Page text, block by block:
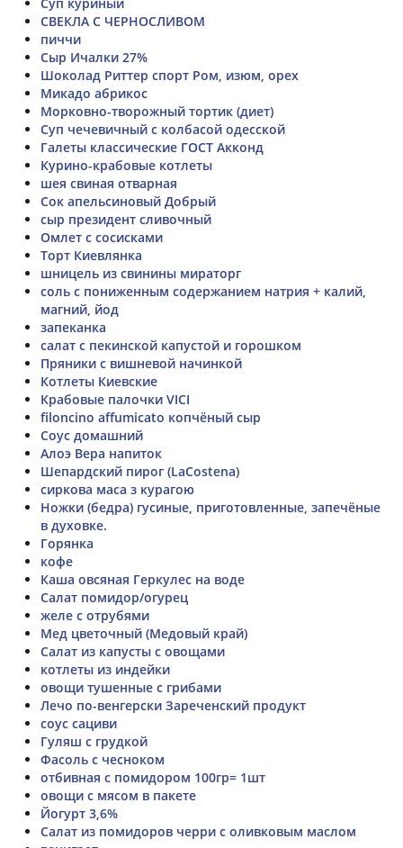
СВЕКЛА С ЧЕРНОСЛИВОМ
пиччи
Сыр Ичалки 27%
Шоколад Риттер спорт Ром, изюм, орех
Микадо абрикос
Морковно-творожный тортик (диет)
Суп чечевичный с колбасой одесской
Галеты классические ГОСТ Акконд
Курино-крабовые котлеты
шея свиная отварная
Сок апельсиновый Добрый
сыр президент сливочный
Омлет с сосисками
Торт Киевлянка
шницель из свинины мираторг
соль с пониженным содержанием натрия + калий,
магний, йод
запеканка
салат с пекинской капустой и горошком
Пряники с вишневой начинкой
Котлеты Киевские
Крабовые палочки VICI
filoncino affumicato копчёный сыр
Соус домашний
Алоэ Вера напиток
Шепардский пирог (LaCostena)
сиркова маса з курагою
Ножки (бедра) гусиные, приготовленные, запечёные
в духовке.
Горянка
кофе
Каша овсяная Геркулес на воде
Салат помидор/огурец
желе с отрубями
Мед цветочный (Медовый край)
Салат из капусты с овощами
котлеты из индейки
овощи тушенные с грибами
Лечо по-венгерски Зареченский продукт
соус сациви
Гуляш с грудкой
Фасоль с чесноком
отбивная с помидором 100гр= 1шт
овощи с мясом в пакете
Йогурт 3,6%
Салат из помидоров черри с оливковым маслом